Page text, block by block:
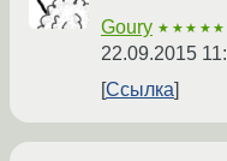
Goury ★★★★★
22.09.2015
Ссылка